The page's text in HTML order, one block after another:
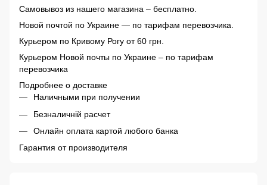
Самовывоз из нашего магазина – бесплатно.
Новой почтой по Украине — по тарифам перевозчика.
Курьером по Кривому Рогу от 60 грн.
Курьером Новой почты по Украине – по тарифам
перевозчика
Подробнее о доставке
Наличными при получении
Безналичній расчет
Онлайн оплата картой любого банка
Гарантия от производителя